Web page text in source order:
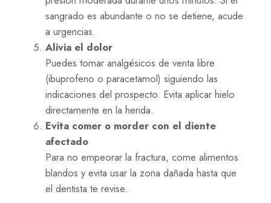
sangrado es abundante o no se detiene, acude
a urgencias.
Alivia el dolor
Puedes tomar analgésicos de venta libre
(ibuprofeno o paracetamol) siguiendo las
indicaciones del prospecto. Evita aplicar hielo
directamente en la herida.
Evita comer o morder con el diente
afectado
Para no empeorar la fractura, come alimentos
blandos y evita usar la zona dañada hasta que
el dentista te revise.